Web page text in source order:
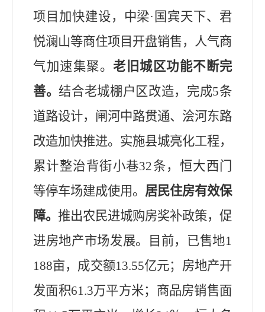
项目加快建设，中梁· 国宾天下、君
悦澜山等商住项目 开盘销售，人气商
气加速集聚。 老 旧 城区功能不断完
善。结合老城棚户区改造，完成5条
道路设计， 闸河中路贯通、 浍河东路
改造加快推进。实施县城亮化工程，
累计整治背街小巷32条， 恒大西门
等停车场建成使用。 居民住房有效保
障。 推出农民进城购房奖补政策，促
进房地产市场发展。
目前， 已售地1
188亩，成交额13.55亿元；房地产开
发面积61.3万平方米； 商品房销售面